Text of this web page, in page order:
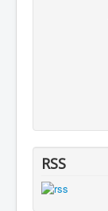
RSS